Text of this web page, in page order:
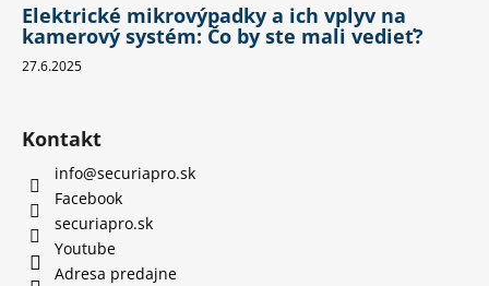
Elektrické mikrovýpadky a ich vplyv na
kamerový systém: Čo by ste mali vedieť?
27.6.2025
Kontakt
info@securiapro.sk
Facebook
securiapro.sk
Youtube
Adresa predajne